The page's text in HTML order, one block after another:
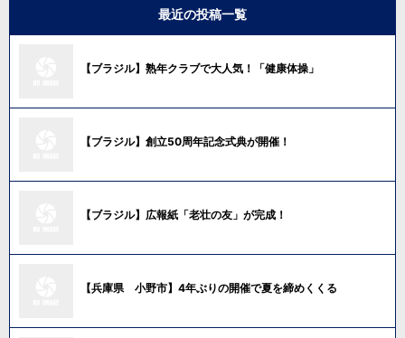
最近の投稿一覧
【ブラジル】熟年クラブで大人気！「健康体操」
【ブラジル】創立50周年記念式典が開催！
【ブラジル】広報紙「老壮の友」が完成！
【兵庫県 小野市】4年ぶりの開催で夏を締めくくる